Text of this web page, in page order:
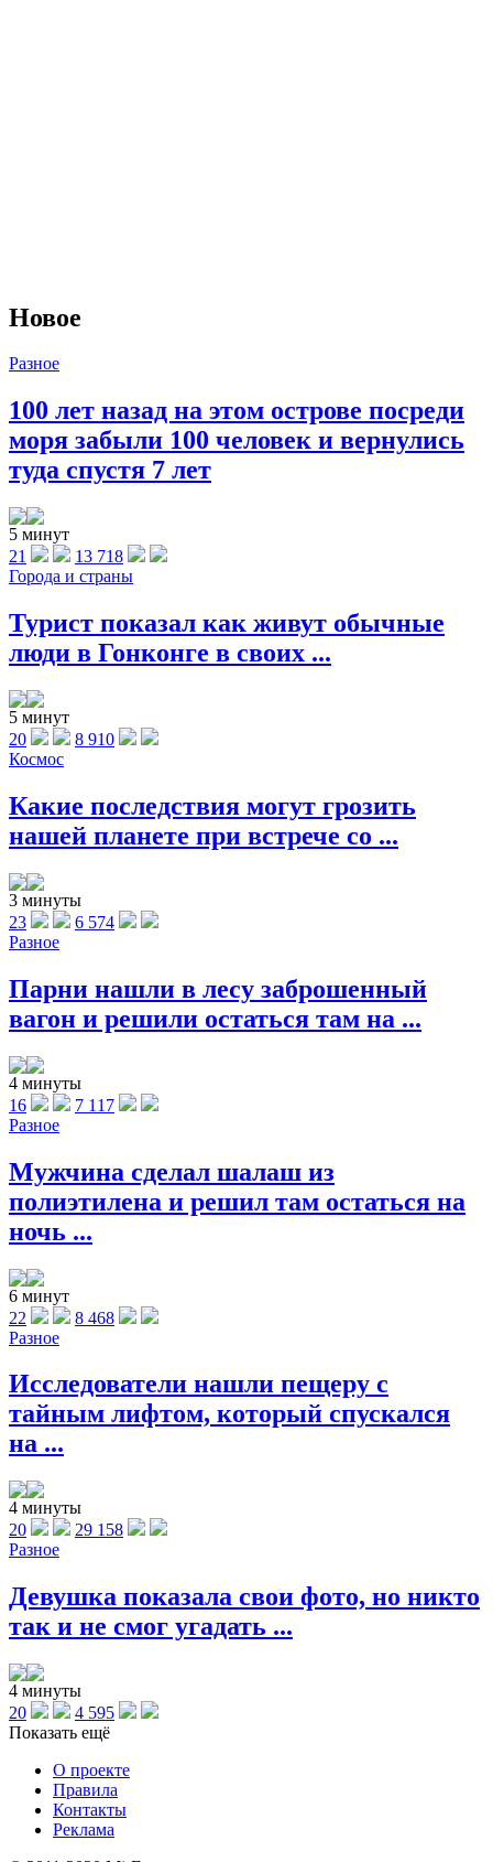
Новое
Разное
100 лет назад на этом острове посреди
моря забыли 100 человек и вернулись
туда спустя 7 лет
5 минут
21
13 718
Города и страны
Турист показал как живут обычные
люди в Гонконге в своих ...
5 минут
20
8 910
Космос
Какие последствия могут грозить
нашей планете при встрече со ...
3 минуты
23
6 574
Разное
Парни нашли в лесу заброшенный
вагон и решили остаться там на ...
4 минуты
16
7 117
Разное
Мужчина сделал шалаш из
полиэтилена и решил там остаться на
ночь ...
6 минут
22
8 468
Разное
Исследователи нашли пещеру с
тайным лифтом, который спускался
на ...
4 минуты
20
29 158
Разное
Девушка показала свои фото, но никто
так и не смог угадать ...
4 минуты
20
4 595
Показать ещё
О проекте
Правила
Контакты
Реклама